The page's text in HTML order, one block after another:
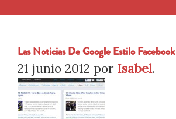
Las Noticias De Google Estilo Facebook
21 junio 2012 por Isabel.